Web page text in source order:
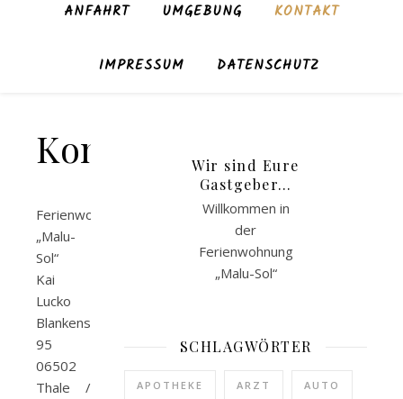
ANFAHRT UMGEBUNG KONTAKT
IMPRESSUM DATENSCHUTZ
Kontakt
Ferienwohnung
„Malu-
Sol“
Kai
Lucko
Blankenstraße
95
06502
Thale /
Wir sind Eure
Gastgeber…
Willkommen in
der
Ferienwohnung
„Malu-Sol“
SCHLAGWÖRTER
APOTHEKE ARZT AUTO